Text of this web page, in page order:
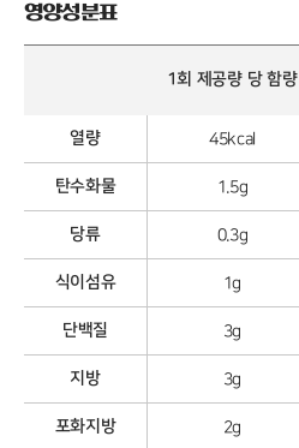
영양성분표
1회 제공량 당 함량
열량 45kcal
탄수화물 1.5g
당류 0.3g
식이섬유 1g
단백질 3g
지방 3g
포화지방 2g